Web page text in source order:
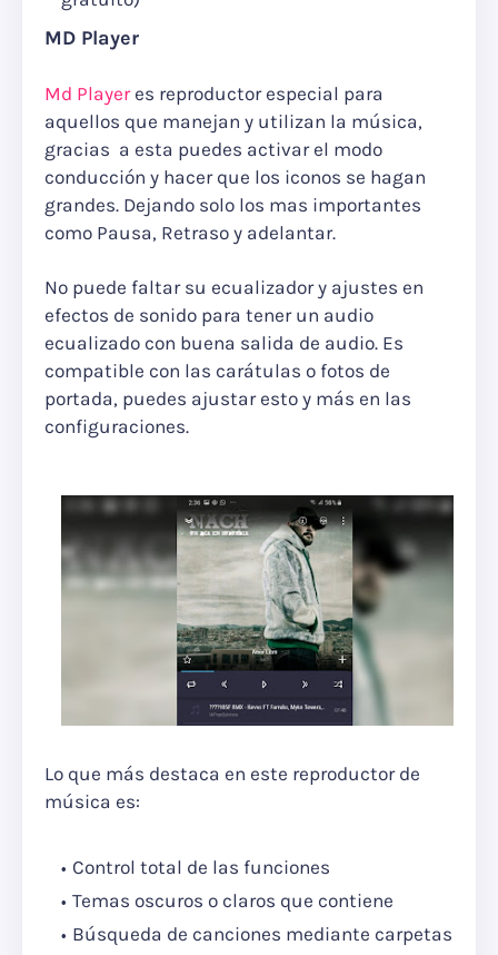
MD Player
Md Playeres reproductor especial para
aquellos que manejan y utilizan la música,
gracias a esta puedes activar el modo
conducción y hacer que los iconos se hagan
grandes. Dejando solo los mas importantes
como Pausa, Retraso y adelantar.
No puede faltar su ecualizador y ajustes en
efectos de sonido para tener un audio
ecualizado con buena salida de audio. Es
compatible con las carátulas o fotos de
portada, puedes ajustar esto y más en las
configuraciones.
Lo que más destaca en este reproductor de
música es:
Control total de las funciones
Temas oscuros o claros que contiene
Búsqueda de canciones mediante carpetas